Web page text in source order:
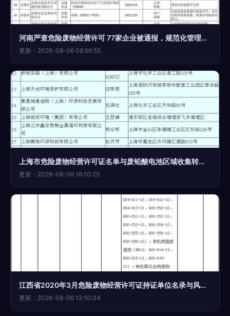
河南严查危险废物经营许可 77家企业被通报，规范化管理再升级
更新：2026-08-06 08:56:55
上海市危险废物经营许可证名单与废铅酸电池区域收集转运试点名单监管运行分析
更新：2026-08-06 16:10:25
江西省2020年3月危险废物经营许可证持证单位名录与风险解析
更新：2026-08-06 12:10:34